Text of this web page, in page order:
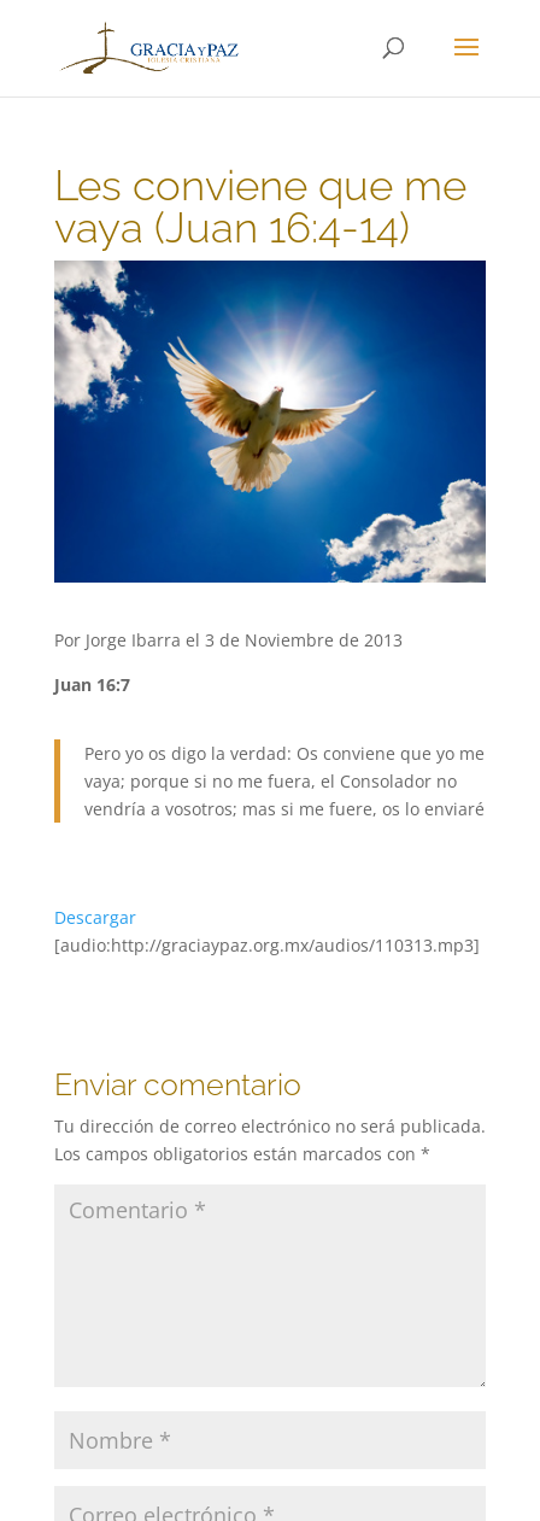
Les conviene que me
vaya (Juan 16:4-14)
Por Jorge Ibarra el 3 de Noviembre de 2013
Juan 16:7
Pero yo os digo la verdad: Os conviene que yo me
vaya; porque si no me fuera, el Consolador no
vendría a vosotros; mas si me fuere, os lo enviaré
Descargar
[audio:http://graciaypaz.org.mx/audios/110313.mp3]
Enviar comentario
Tu dirección de correo electrónico no será publicada.
Los campos obligatorios están marcados con *